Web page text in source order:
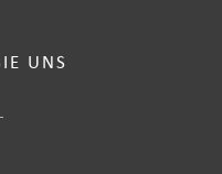
UNS